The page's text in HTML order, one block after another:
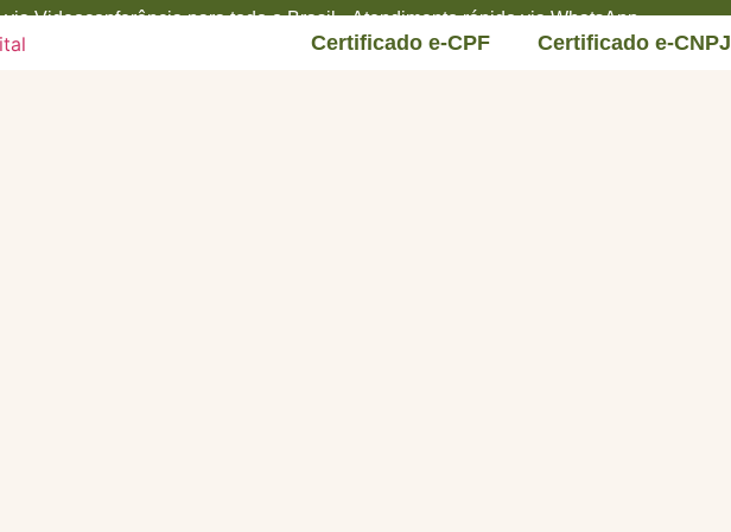
Videoconferência para todo o Brasil • Atendimento rápido via WhatsApp
Certificado e-CPF Certificado e-CNPJ